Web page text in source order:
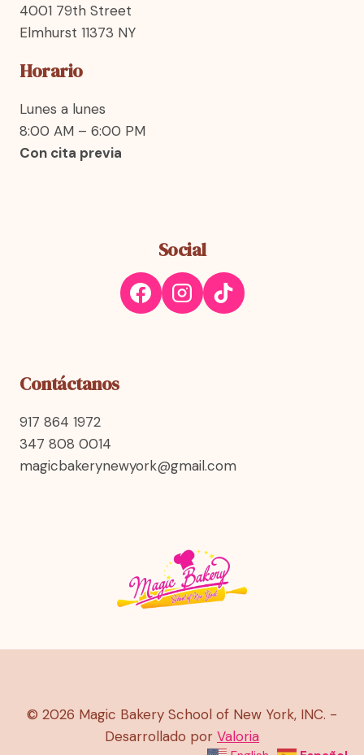
4001 79th Street
Elmhurst 11373 NY
Horario
Lunes a lunes
8:00 AM – 6:00 PM
Con cita previa
Social
Contáctanos
917 864 1972
347 808 0014
magicbakerynewyork@gmail.com
© 2026 Magic Bakery School of New York, INC. -
Desarrollado por Valoria